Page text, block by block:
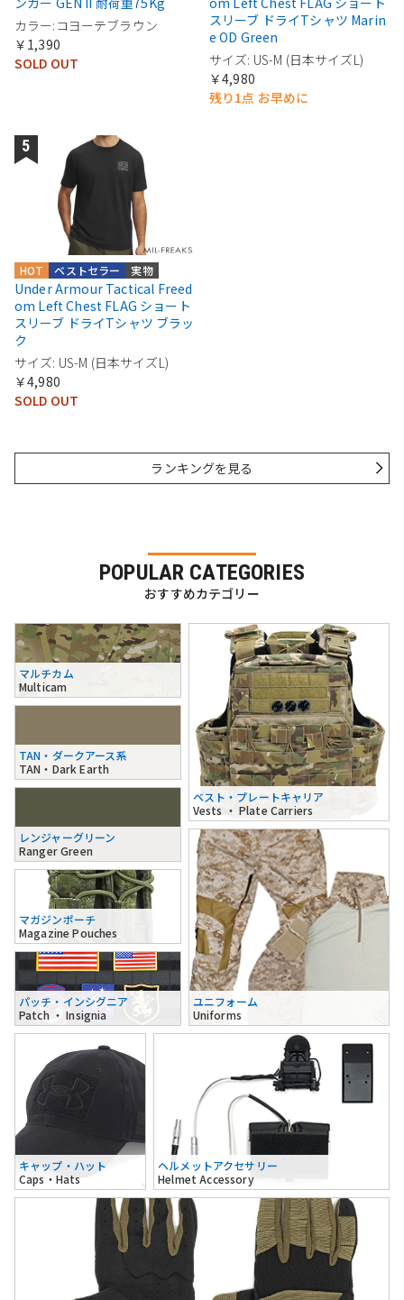
カラー:コヨーテブラウン
￥1,390
SOLD OUT
スリーブ ドライTシャツ Marin
e OD Green
サイズ: US-M (日本サイズL)
￥4,980
残り1点 お早めに
実物
ベストセラー
HOT
Under Armour Tactical Freed
om Left Chest FLAG ショート
スリーブ ドライTシャツ ブラッ
ク
サイズ: US-M (日本サイズL)
￥4,980
SOLD OUT
ランキングを見る
POPULAR CATEGORIES
おすすめカテゴリー
マルチカム
Multicam
TAN・ダークアース系
TAN・Dark Earth
レンジャーグリーン
Ranger Green
ベスト・プレートキャリア
Vests ・ Plate Carriers
マガジンポーチ
Magazine Pouches
パッチ・インシグニア
Patch ・ Insignia
ユニフォーム
Uniforms
キャップ・ハット
Caps・Hats
ヘルメットアクセサリー
Helmet Accessory